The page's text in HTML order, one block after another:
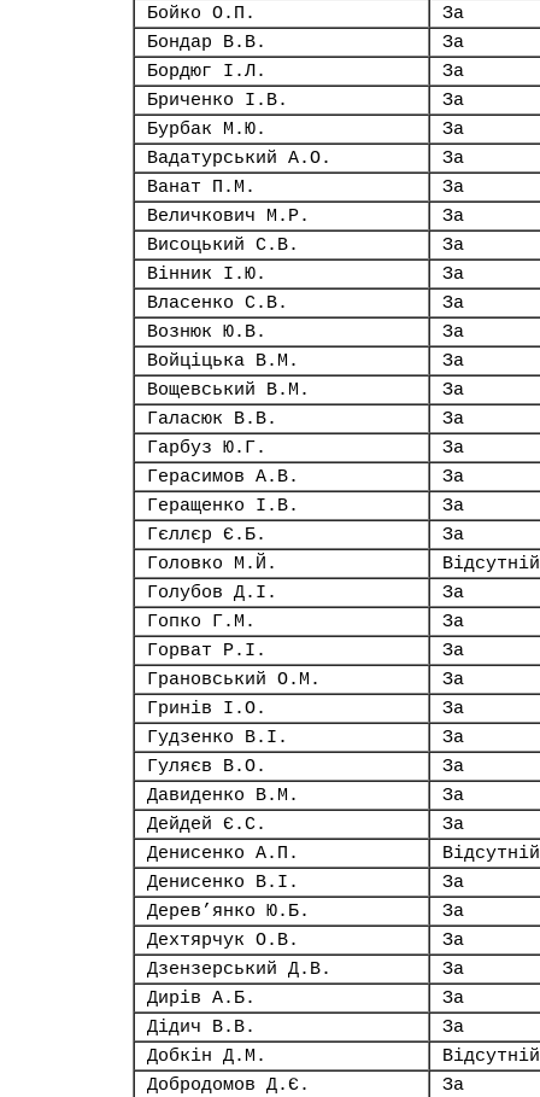
Бойко О.П.
За
Бондар В.В.
За
Бордюг І.Л.
За
Бриченко І.В.
За
Бурбак М.Ю.
За
Вадатурський А.О.
За
Ванат П.М.
За
Величкович М.Р.
За
Висоцький С.В.
За
Вінник І.Ю.
За
Власенко С.В.
За
Вознюк Ю.В.
За
Войціцька В.М.
За
Вощевський В.М.
За
Галасюк В.В.
За
Гарбуз Ю.Г.
За
Герасимов А.В.
За
Геращенко І.В.
За
Гєллєр Є.Б.
За
Головко М.Й.
Відсутній
Голубов Д.І.
За
Гопко Г.М.
За
Горват Р.І.
За
Грановський О.М.
За
Гринів І.О.
За
Гудзенко В.І.
За
Гуляєв В.О.
За
Давиденко В.М.
За
Дейдей Є.С.
За
Денисенко А.П.
Відсутній
Денисенко В.І.
За
Дерев’янко Ю.Б.
За
Дехтярчук О.В.
За
Дзензерський Д.В.
За
Дирів А.Б.
За
Дідич В.В.
За
Добкін Д.М.
Відсутній
Добродомов Д.Є.
За